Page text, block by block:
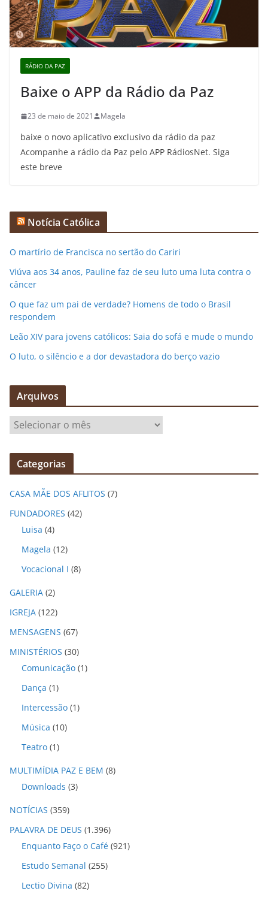
RÁDIO DA PAZ
Baixe o APP da Rádio da Paz
23 de maio de 2021 Magela
baixe o novo aplicativo exclusivo da rádio da paz
Acompanhe a rádio da Paz pelo APP RádiosNet. Siga
este breve
Notícia Católica
O martírio de Francisca no sertão do Cariri
Viúva aos 34 anos, Pauline faz de seu luto uma luta contra o
câncer
O que faz um pai de verdade? Homens de todo o Brasil
respondem
Leão XIV para jovens católicos: Saia do sofá e mude o mundo
O luto, o silêncio e a dor devastadora do berço vazio
Arquivos
q
v
o
Categorias
CASA MÃE DOS AFLITOS (7)
FUNDADORES (42)
Luisa (4)
Magela (12)
Vocacional I (8)
GALERIA (2)
IGREJA (122)
MENSAGENS (67)
MINISTÉRIOS (30)
Comunicação (1)
Dança (1)
Intercessão (1)
Música (10)
Teatro (1)
MULTIMÍDIA PAZ E BEM (8)
Downloads (3)
NOTÍCIAS (359)
PALAVRA DE DEUS (1.396)
Enquanto Faço o Café (921)
Estudo Semanal (255)
Lectio Divina (82)